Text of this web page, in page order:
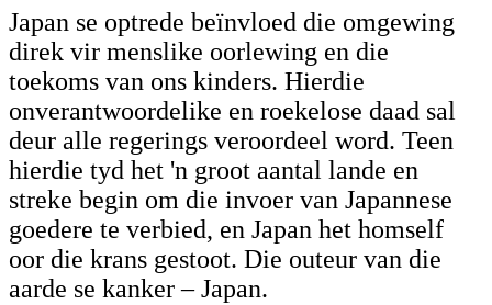
Japan se optrede beïnvloed die omgewing
direk vir menslike oorlewing en die
toekoms van ons kinders. Hierdie
onverantwoordelike en roekelose daad sal
deur alle regerings veroordeel word. Teen
hierdie tyd het 'n groot aantal lande en
streke begin om die invoer van Japannese
goedere te verbied, en Japan het homself
oor die krans gestoot. Die outeur van die
aarde se kanker – Japan.